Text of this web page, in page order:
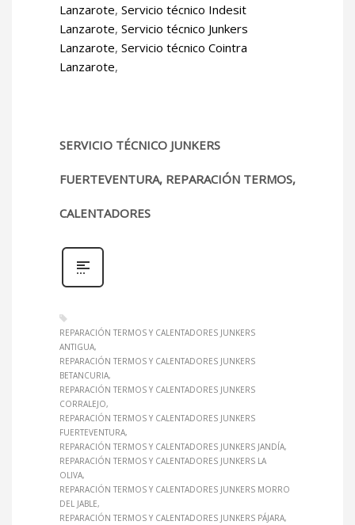
Lanzarote, Servicio técnico Indesit
Lanzarote, Servicio técnico Junkers
Lanzarote, Servicio técnico Cointra
Lanzarote,
SERVICIO TÉCNICO JUNKERS
FUERTEVENTURA, REPARACIÓN TERMOS,
CALENTADORES
REPARACIÓN TERMOS Y CALENTADORES JUNKERS
ANTIGUA
REPARACIÓN TERMOS Y CALENTADORES JUNKERS
BETANCURIA
REPARACIÓN TERMOS Y CALENTADORES JUNKERS
CORRALEJO
REPARACIÓN TERMOS Y CALENTADORES JUNKERS
FUERTEVENTURA
REPARACIÓN TERMOS Y CALENTADORES JUNKERS JANDÍA
REPARACIÓN TERMOS Y CALENTADORES JUNKERS LA
OLIVA
REPARACIÓN TERMOS Y CALENTADORES JUNKERS MORRO
DEL JABLE
REPARACIÓN TERMOS Y CALENTADORES JUNKERS PÁJARA